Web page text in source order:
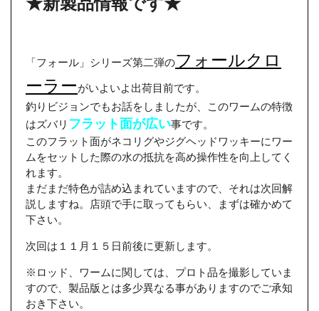
「フォール」シリーズ第二弾のフォールクロ
ーラーがいよいよ出荷目前です。
釣りビジョンでもお話をしましたが、このワームの特徴
はズバリ フラット面が広い事です。
このフラット面がネコリグやジグヘッドワッキーにワー
ムをセットした際の水の抵抗を高め操作性を向上してく
れます。
まだまだ特色が詰め込まれていますので、それは次回解
説しますね。店頭で手に取ってもらい、まずは確かめて
下さい。
次回は１１月１５日前後に更新します。
※ロッド、ワームに関しては、プロト品を撮影していま
すので、製品版とは多少異なる事がありますのでご承知
おき下さい。